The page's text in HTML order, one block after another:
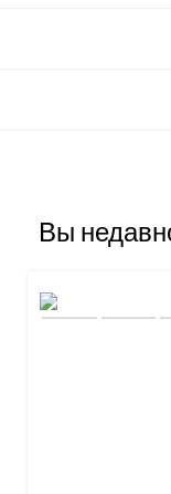
Вы